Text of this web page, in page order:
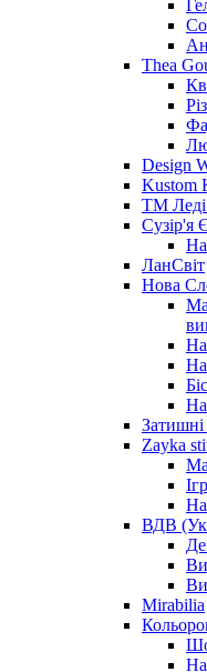
Thea
Design
Kustom
ТМ
Сузір'я
ЛанСвіт
Нова
Zayka
На
ВДВ
Mirabilia